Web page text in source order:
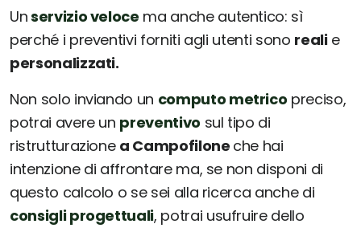
Unservizio veloce ma anche autentico: sì
perché i preventivi forniti agli utenti sono realie
personalizzati.
Non solo inviando un computo metrico preciso,
potrai avere un preventivo sul tipo di
ristrutturazione a Campofilone che hai
intenzione di affrontare ma, se non disponi di
questo calcolo o se sei alla ricerca anche di
consigli progettuali, potrai usufruire dello